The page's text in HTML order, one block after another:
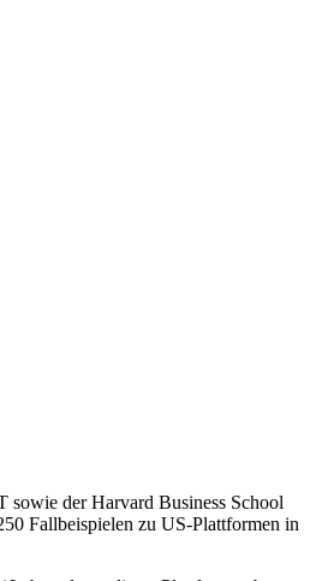
sowie der Harvard Business School
Fallbeispielen zu US-Plattformen in